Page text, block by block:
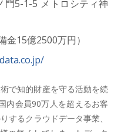
門5-1-5 メトロシティ神
金15億2500万円）
で知的財産を守る活動を続
内会員90万人を超えるお客
するクラウドデータ事業、